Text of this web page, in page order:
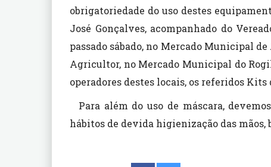
obrigatoriedade do uso destes
José Gonçalves, acompanhado do
passado sábado, no Mercado Municipal
Agricultor, no Mercado Municipal do
operadores destes locais, os referidos
Para além do uso de máscara,
hábitos de devida higienização das mãos,